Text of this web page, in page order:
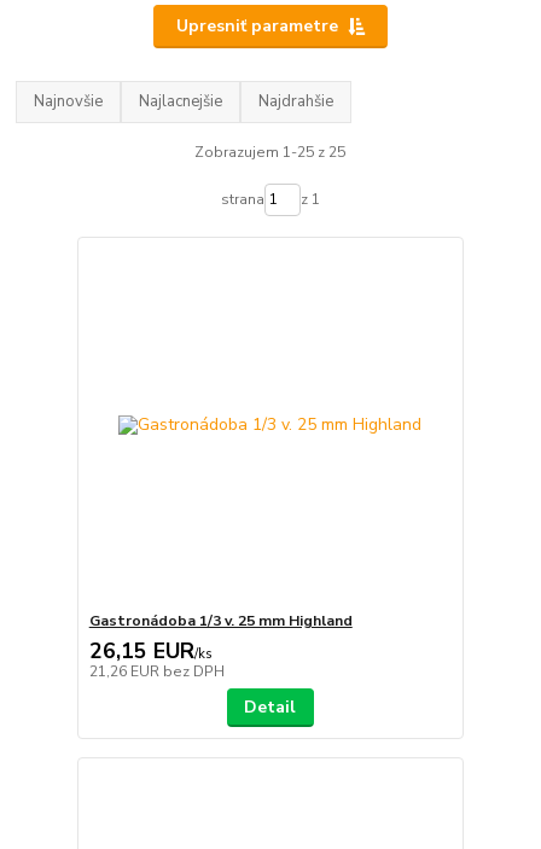
Upresniť parametre
Najnovšie Najlacnejšie Najdrahšie
Zobrazujem 1-25 z 25
strana z 1
Gastronádoba 1/3 v. 25 mm Highland
26,15 EUR/ks
21,26 EUR bez DPH
Detail